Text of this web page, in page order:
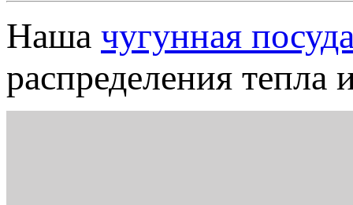
Наша чугунная
распределения тепла